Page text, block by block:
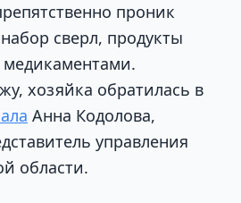
проник
сверл, продукты
медикаментами.
хозяйка обратилась в
Анна Кодолова,
управления
области.